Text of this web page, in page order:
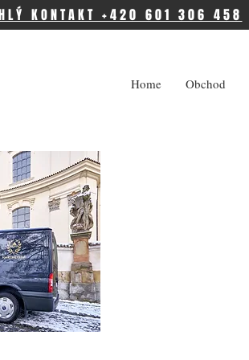
KONTAKT +420 601 306 458
náhled
Home Obchod